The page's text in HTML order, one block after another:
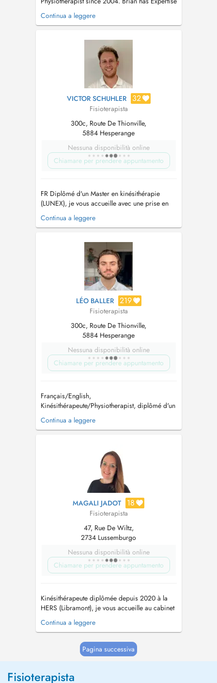
in these Areas: Manual Therapy (Maitland)
Sportsphysiotherapy Triggerpoint Therapy Dry
involved in several Sports Teams and
Federations: 10 Years head Physio for the ...
Continua a leggere
VICTOR SCHUHLER 32
Fisioterapista
300c, Route De Thionville,
5884 Hesperange
Nessuna disponibilità online
Chiamare per prendere appuntamento
FR Diplômé d'un Master en kinésithérapie
(LUNEX), je vous accueille avec une prise en
charge personnalisée, adaptée à vos besoins et
à vos objectifs. J'interviens dans les domaines
(douleurs, traumatismes, troubles fonctionnels)
Rééducation orthop...
Continua a leggere
LÉO BALLER 219
Fisioterapista
300c, Route De Thionville,
5884 Hesperange
Nessuna disponibilità online
Chiamare per prendere appuntamento
Français/English,
Kinésithérapeute/Physiotherapist, diplômé d'un
Master à Lunex University. Je prends en charge :
Rééducation par ondes de choc, Rééducation
Rééducation sportive, Drainage lymphatique,
Continua a leggere
MAGALI JADOT 18
Fisioterapista
47, Rue De Wiltz,
2734 Lussemburgo
Nessuna disponibilità online
Chiamare per prendere appuntamento
Kinésithérapeute diplômée depuis 2020 à la
HERS (Libramont), je vous accueille au cabinet
et à domicile pour des soins adaptés à vos
besoins. Outre la kinésithérapie générale, je
de la naissance à 18 ans : fonctionnelle, ortho-
traumatologie, respira...
Continua a leggere
Pagina successiva
Fisioterapista